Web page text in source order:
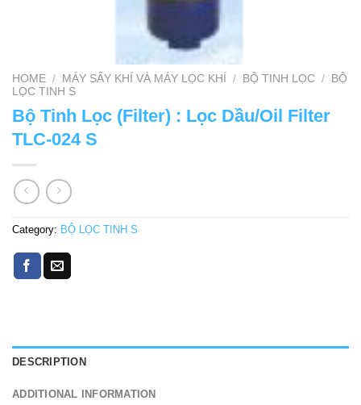
HOME / MÁY SẤY KHÍ VÀ MÁY LỌC KHÍ / BỘ TINH LỌC /
BỘ
LỌC TINH S
Bộ Tinh Lọc (Filter) : Lọc Dầu/Oil Filter
TLC-024 S
Category: BỘ LỌC TINH S
DESCRIPTION
ADDITIONAL INFORMATION